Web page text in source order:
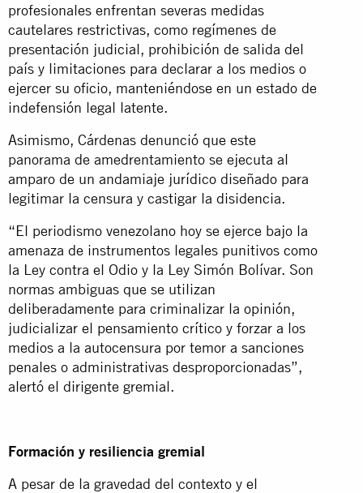
profesionales enfrentan severas medidas
cautelares restrictivas, como regímenes de
presentación judicial, prohibición de salida del
país y limitaciones para declarar a los medios o
ejercer su oficio, manteniéndose en un estado de
indefensión legal latente.
Asimismo, Cárdenas denunció que este
panorama de amedrentamiento se ejecuta al
amparo de un andamiaje jurídico diseñado para
legitimar la censura y castigar la disidencia.
“El periodismo venezolano hoy se ejerce bajo la
amenaza de instrumentos legales punitivos como
la Ley contra el Odio y la Ley Simón Bolívar. Son
normas ambiguas que se utilizan
deliberadamente para criminalizar la opinión,
judicializar el pensamiento crítico y forzar a los
medios a la autocensura por temor a sanciones
penales o administrativas desproporcionadas”,
alertó el dirigente gremial.
Formación y resiliencia gremial
A pesar de la gravedad del contexto y el